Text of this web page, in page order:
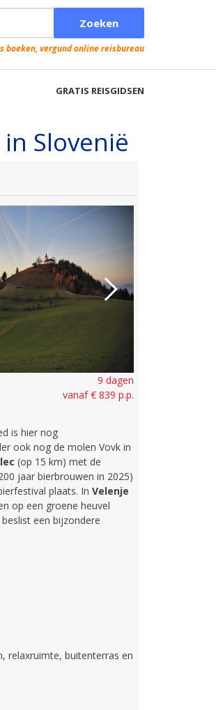
Slovenië
9 dagen
vanaf € 839 p.p.
is hier nog
ook nog de molen Vovk in
(op 15 km) met de
jaar bierbrouwen in 2025)
plaats. In Velenje
op een groene heuvel
een bijzondere
relaxruimte, buitenterras en